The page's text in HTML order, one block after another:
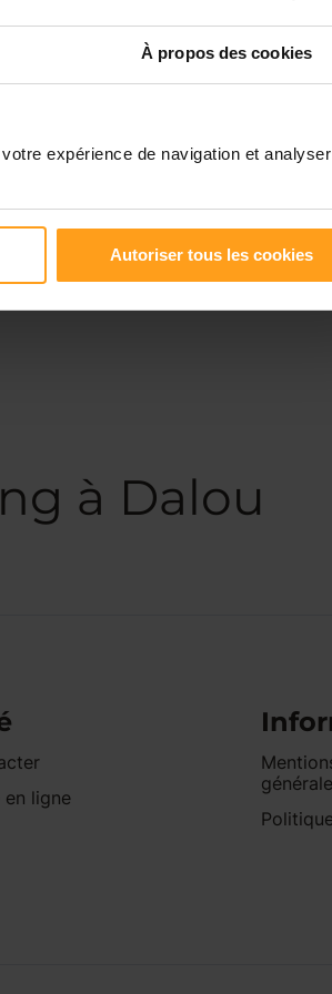
À propos des cookies
expérience de navigation et analyser
Autoriser tous les cookies
à Dalou
en ligne